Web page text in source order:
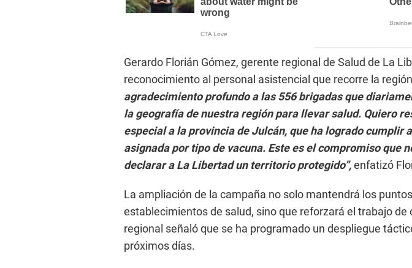
Gerardo Florián Gómez, gerente regional de Salud de La
reconocimiento al personal asistencial que recorre la
agradecimiento profundo a las 556 brigadas que
la geografía de nuestra región para llevar salud. Quiero
especial a la provincia de Julcán, que ha logrado cumplir
asignada por tipo de vacuna. Este es el compromiso que
declarar a La Libertad un territorio protegido”,enfatizó
La ampliación de la campaña no solo mantendrá los
establecimientos de salud, sino que reforzará el trabajo de
regional señaló que se ha programado un despliegue
próximos días.